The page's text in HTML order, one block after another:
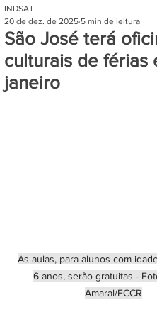
São José terá
culturais de férias
janeiro
INDSAT
20 de dez. de 2025 5 min de leitura
As aulas, para alunos com
6 anos, serão gratuitas -
Amaral/FCCR